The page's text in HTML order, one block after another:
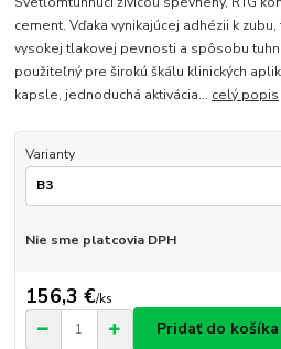
cement. Vďaka vynikajúcej adhézii k
vysokej tlakovej pevnosti a spôsobu
použiteľný pre širokú škálu klinických
kapsle, jednoduchá aktivácia... celý popis
Varianty
Nie sme platcovia DPH
156,3 €/ks
Pridať do košíka